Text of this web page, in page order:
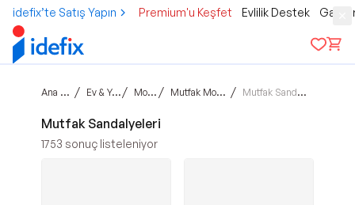
idefix’te Satış Yapın Premium'u Keşfet Evlilik Destek
Ana sayfa / Ev & Yaşam / Mobilya / Mutfak Mobilyaları / Mutfak Sandalyeleri
Mutfak Sandalyeleri
1753 sonuç listeleniyor